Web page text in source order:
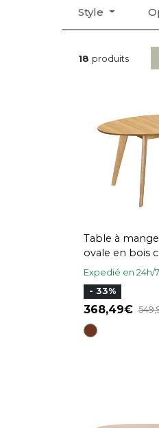
Style
18 produits
Table à
ovale en bois
cm MARIK
Expedié en 24h/
- 33%
368,49